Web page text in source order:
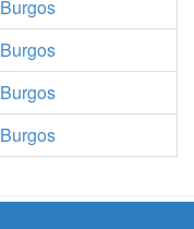
Burgos
Burgos
Burgos
Burgos